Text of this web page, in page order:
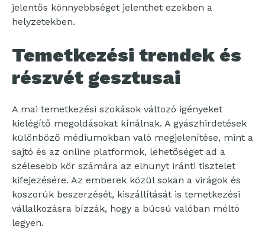
jelentős könnyebbséget jelenthet ezekben a
helyzetekben.
Temetkezési trendek és
részvét gesztusai
A mai temetkezési szokások változó igényeket
kielégítő megoldásokat kínálnak. A gyászhirdetések
különböző médiumokban való megjelenítése, mint a
sajtó és az online platformok, lehetőséget ad a
szélesebb kör számára az elhunyt iránti tisztelet
kifejezésére. Az emberek közül sokan a virágok és
koszorúk beszerzését, kiszállítását is temetkezési
vállalkozásra bízzák, hogy a búcsú valóban méltó
legyen.